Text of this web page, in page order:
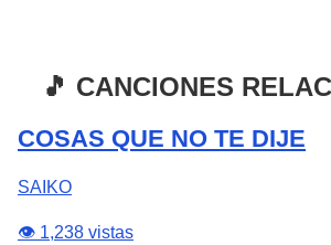
🎵 CANCIONES
COSAS QUE NO TE DIJE
SAIKO
👁️ 1,238 vistas